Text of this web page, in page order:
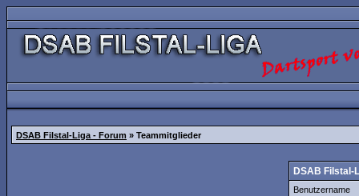
DSAB Filstal-Liga - Forum » Teammitglieder
DSAB Filstal-
Benutzername